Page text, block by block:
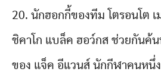
20. นักฮอกกี้ของทีม โตรอนโต
ชิคาโก แบล็ค ฮอว์กส ช่วยกันค้
ของ แจ็ค อีแวนส์ นักกีฬาคนหนึ่